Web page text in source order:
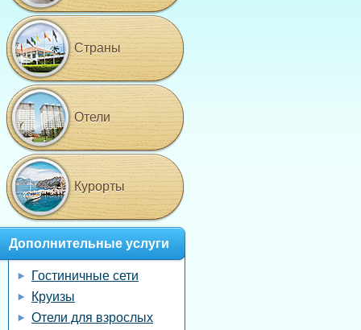
Страны
Отели
Курорты
Дополнительные услуги
Гостиничные сети
Круизы
Отели для взрослых